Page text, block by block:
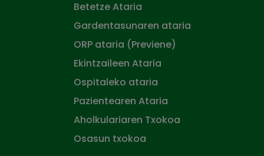
Betetze Ataria
Gardentasunaren ataria
ORP ataria (Previene)
Ekintzaileen Ataria
Ospitaleko ataria
Pazientearen Ataria
Aholkulariaren Txokoa
Osasun txokoa